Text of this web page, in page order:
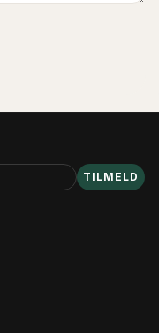
TILMELD